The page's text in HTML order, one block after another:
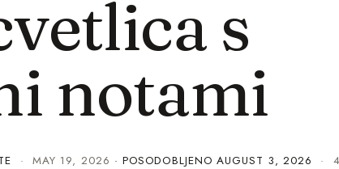
s
notami
· MAY 19, 2026 · POSODOBLJENOAUGUST 3, 2026 ·